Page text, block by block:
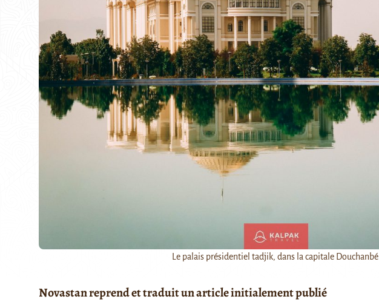
Le palais présidentiel tadjik, dans la capitale Douchanbé.
Novastan reprend et traduit un article initialement publié